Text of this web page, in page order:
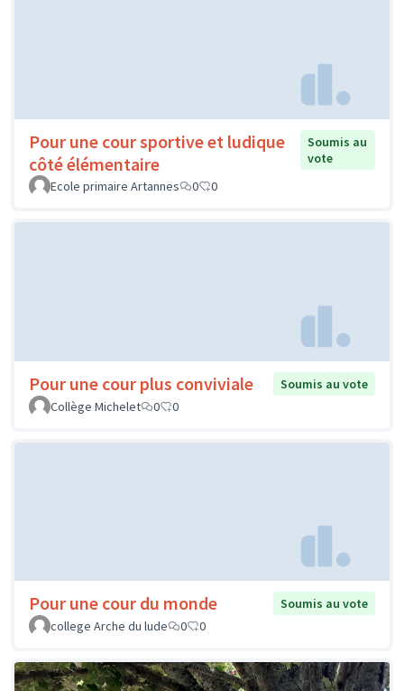
Pour une cour sportive et ludique
côté élémentaire
Soumis au
vote
Ecole primaire Artannes
0 0
Pour une cour plus conviviale
Soumis au vote
Collège Michelet
0 0
Pour une cour du monde
Soumis au vote
college Arche du lude
0 0